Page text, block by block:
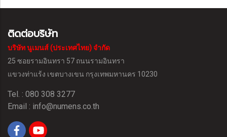
ติดต่อบริษัท
บริษัท นูเมนส์ (ประเทศไทย) จำกัด
25 ซอยรามอินทรา 57 ถนนรามอินทรา
แขวงท่าแร้ง เขตบางเขน กรุงเทพมหานคร 10230
Tel. : 080 308 3277
Email : info@numens.co.th